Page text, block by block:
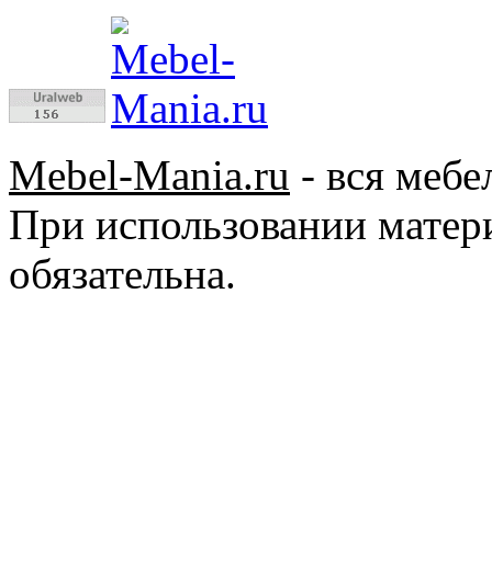
Mebel-Mania.ru - вся
При использовании
обязательна.